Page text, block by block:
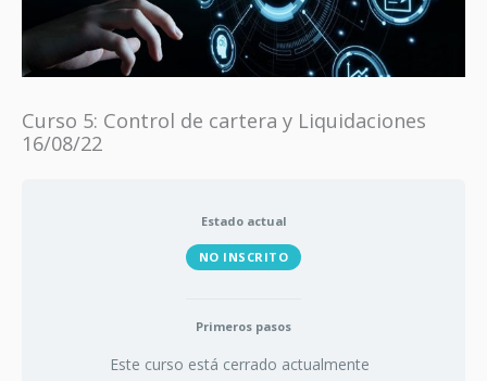
Curso 5: Control de cartera y Liquidaciones
16/08/22
Estado actual
NO INSCRITO
Primeros pasos
Este curso está cerrado actualmente